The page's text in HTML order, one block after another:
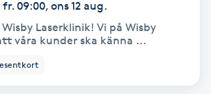
09:00, ons 12 aug.
Laserklinik! Vi på Wisby
våra kunder ska känna ...